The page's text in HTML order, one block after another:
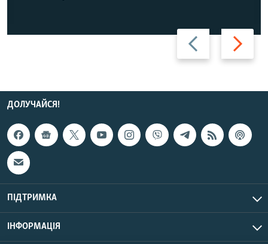
Назад Вперед
ДОЛУЧАЙСЯ!
ПІДТРИМКА
ІНФОРМАЦІЯ